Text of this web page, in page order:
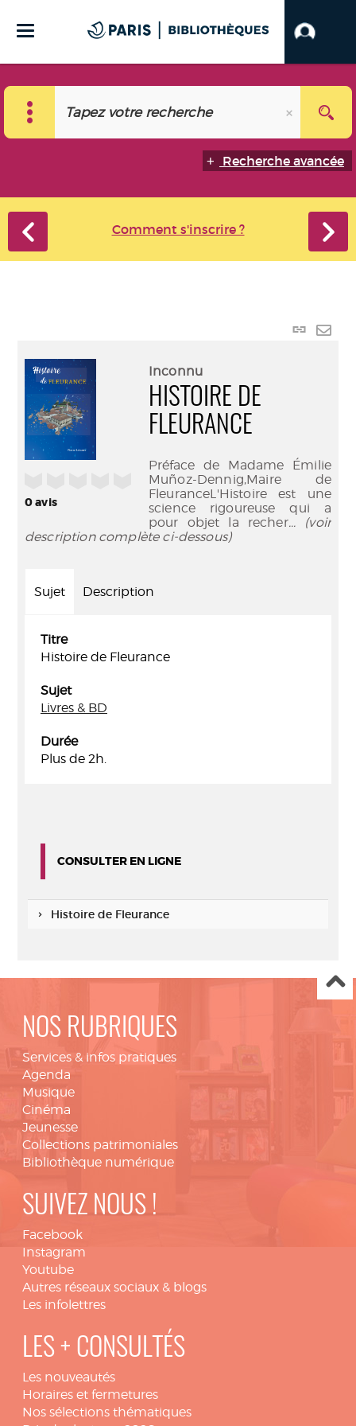
Recherche avancée
Comment s'inscrire ?
Lien
0avis
Inconnu
HISTOIRE DE
FLEURANCE
Préface de Madame Émilie
Muñoz-Dennig,Maire de
FleuranceL'Histoire est une
science rigoureuse qui a
pour objet la recher... (voir
description complète ci-dessous)
Sujet Description
Titre
Histoire de Fleurance
Sujet
Livres & BD
Durée
Plus de 2h.
CONSULTER EN LIGNE
Histoire de Fleurance
NOS RUBRIQUES
Services & infos pratiques
Agenda
Musique
Cinéma
Jeunesse
Collections patrimoniales
Bibliothèque numérique
SUIVEZ NOUS !
Facebook
Instagram
Youtube
Autres réseaux sociaux & blogs
Les infolettres
LES + CONSULTÉS
Les nouveautés
Horaires et fermetures
Nos sélections thématiques